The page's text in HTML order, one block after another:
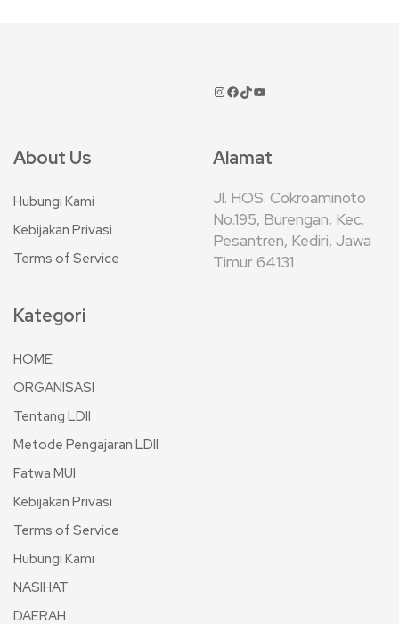
About Us
Hubungi Kami
Kebijakan Privasi
Terms of Service
Alamat
Jl. HOS. Cokroaminoto
No.195, Burengan, Kec.
Pesantren, Kediri, Jawa
Timur 64131
Kategori
HOME
ORGANISASI
Tentang LDII
Metode Pengajaran LDII
Fatwa MUI
Kebijakan Privasi
Terms of Service
Hubungi Kami
NASIHAT
DAERAH